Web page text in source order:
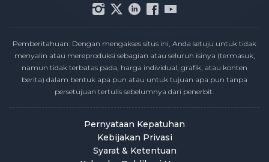
Pemberitahuan: Dengan mengakses situs ini, Anda setuju untuk tidak
menyalin atau mereproduksi sebagian atau seluruh isinya (termasuk,
namun tidak terbatas pada, harga individual, grafik, atau konten
berita) dalam bentuk apa pun atau untuk tujuan apa pun tanpa
persetujuan tertulis sebelumnya dari penerbit.
Pernyataan Kepatuhan
Kebijakan Privasi
Syarat & Ketentuan